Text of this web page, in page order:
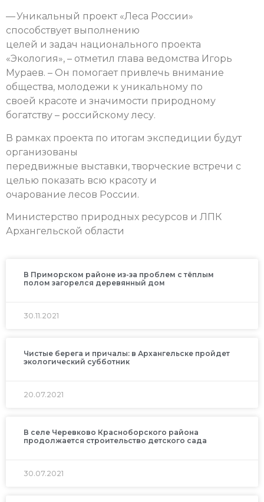
— Уникальный проект «Леса России»
способствует выполнению
целей и задач национального проекта
«Экология», – отметил глава ведомства Игорь
Мураев. – Он помогает привлечь внимание
общества, молодежи к уникальному по
своей красоте и значимости природному
богатству – российскому лесу.
В рамках проекта по итогам экспедиции будут
организованы
передвижные выставки, творческие встречи с
целью показать всю красоту и
очарование лесов России.
Министерство природных ресурсов и ЛПК
Архангельской области
В Приморском районе из-за проблем с тёплым
полом загорелся деревянный дом
30.11.2021
Чистые берега и причалы: в Архангельске пройдет
экологический субботник
20.07.2021
В селе Черевково Красноборского района
продолжается строительство детского сада
30.07.2021